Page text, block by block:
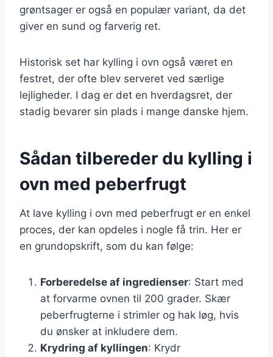
grøntsager er også en populær variant, da det
giver en sund og farverig ret.
Historisk set har kylling i ovn også været en
festret, der ofte blev serveret ved særlige
lejligheder. I dag er det en hverdagsret, der
stadig bevarer sin plads i mange danske hjem.
Sådan tilbereder du kylling i
ovn med peberfrugt
At lave kylling i ovn med peberfrugt er en enkel
proces, der kan opdeles i nogle få trin. Her er
en grundopskrift, som du kan følge:
Forberedelse af ingredienser: Start med
at forvarme ovnen til 200 grader. Skær
peberfrugterne i strimler og hak løg, hvis
du ønsker at inkludere dem.
Krydring af kyllingen: Krydr